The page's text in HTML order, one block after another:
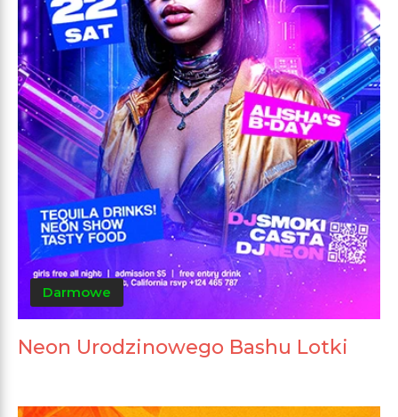
Darmowe
Neon Urodzinowego Bashu Lotki